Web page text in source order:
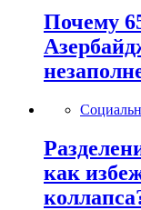
Почему
как